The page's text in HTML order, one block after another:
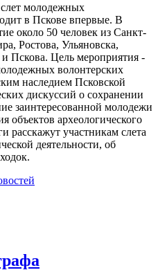
молодежных
в Пскове впервые. В
около 50 человек из Санкт-
Ростова, Ульяновска,
Пскова. Цель мероприятия -
волонтерских
наследием Псковской
дискуссий о сохранении
заинтересованной молодежи
объектов археологического
расскажут участникам слета
деятельности, об